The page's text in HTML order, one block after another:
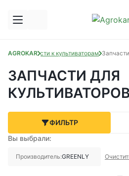
AGROKARЗапчасти к культиваторам
ЗАПЧАСТИ ДЛЯ
КУЛЬТИВАТОРОВ
ФИЛЬТР
Вы выбрали:
Производитель:GREENLY